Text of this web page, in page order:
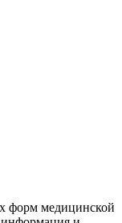
форм медицинской